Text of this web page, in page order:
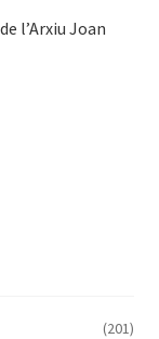
l’Arxiu Joan
(201)